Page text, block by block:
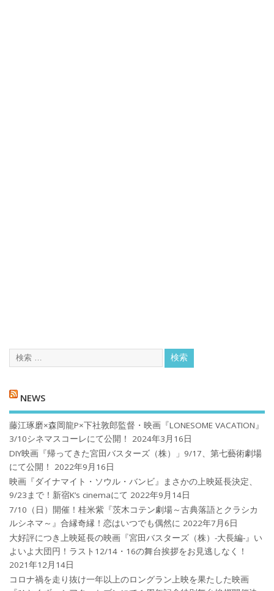
NEWS
藤江琢磨×森岡龍P×下社敦郎監督・映画『LONESOME VACATION』
3/10シネマスコーレにて公開！
2024年3月16日
DIY映画『帰ってきた宮田バスターズ（株）」9/17、第七藝術劇場
にて公開！
2022年9月16日
映画『ダイナマイト・ソウル・バンビ』まさかの上映延長決定、
9/23まで！新宿K’s cinemaにて 2022年9月14日
7/10（日）開催！桂米紫『茨木コテン劇場～古典落語とクラシカ
ルシネマ～』合縁奇縁！恋はいつでも偶然に 2022年7月6日
大好評につき上映延長の映画『宮田バスターズ（株）-大長編-』い
よいよ大団円！ラスト12/14・16の舞台挨拶をお見逃しなく！
2021年12月14日
コロナ禍を⾛り抜け⼀年以上のロングラン上映を果たした映画